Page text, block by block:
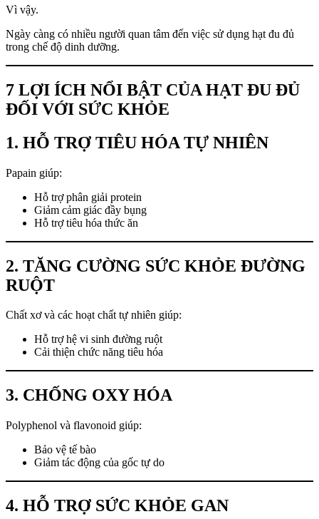
Vì vậy.
Ngày càng có nhiều người quan tâm đến việc sử dụng hạt đu đủ
trong chế độ dinh dưỡng.
7 LỢI ÍCH NỔI BẬT CỦA HẠT ĐU ĐỦ
ĐỐI VỚI SỨC KHỎE
1. HỖ TRỢ TIÊU HÓA TỰ NHIÊN
Papain giúp:
Hỗ trợ phân giải protein
Giảm cảm giác đầy bụng
Hỗ trợ tiêu hóa thức ăn
2. TĂNG CƯỜNG SỨC KHỎE ĐƯỜNG
RUỘT
Chất xơ và các hoạt chất tự nhiên giúp:
Hỗ trợ hệ vi sinh đường ruột
Cải thiện chức năng tiêu hóa
3. CHỐNG OXY HÓA
Polyphenol và flavonoid giúp:
Bảo vệ tế bào
Giảm tác động của gốc tự do
4. HỖ TRỢ SỨC KHỎE GAN